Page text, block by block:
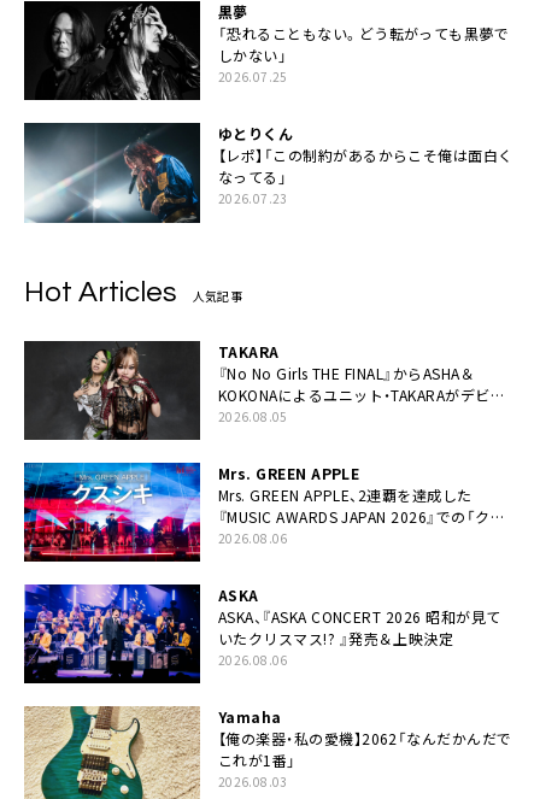
黒夢
「恐れることもない。どう転がっても黒夢で
しかない」
2026.07.25
ゆとりくん
【レポ】「この制約があるからこそ俺は面白く
なってる」
2026.07.23
Hot Articles 人気記事
TAKARA
『No No Girls THE FINAL』からASHA＆
KOKONAによるユニット・TAKARAがデビュ
ー
2026.08.05
Mrs. GREEN APPLE
Mrs. GREEN APPLE、2連覇を達成した
『MUSIC AWARDS JAPAN 2026』での「クス
シキ」ライブパフォーマンスをYouTube公開
2026.08.06
ASKA
ASKA、『ASKA CONCERT 2026 昭和が見て
いたクリスマス!? 』発売＆上映決定
2026.08.06
Yamaha
【俺の楽器・私の愛機】2062「なんだかんだで
これが1番」
2026.08.03